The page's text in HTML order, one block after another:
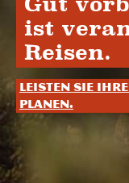
ist
Reisen.
Leisten Sie
planen.